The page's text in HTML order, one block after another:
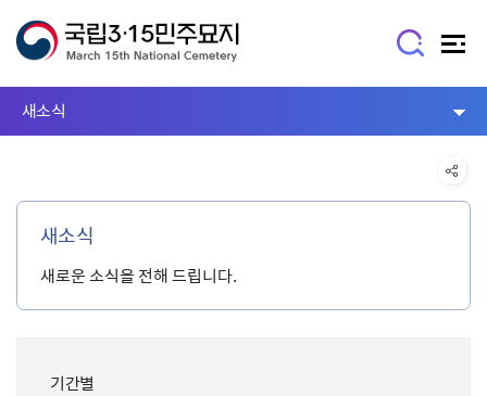
새소식
새소식
새로운 소식을 전해 드립니다.
기간별